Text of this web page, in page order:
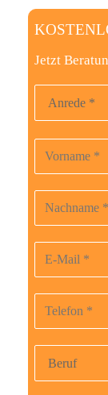
Jetzt
Anrede
B
t
a
s
Vorname
Nachname
E-Mail-
Beruf